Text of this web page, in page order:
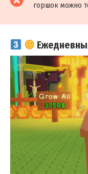
горшок можно